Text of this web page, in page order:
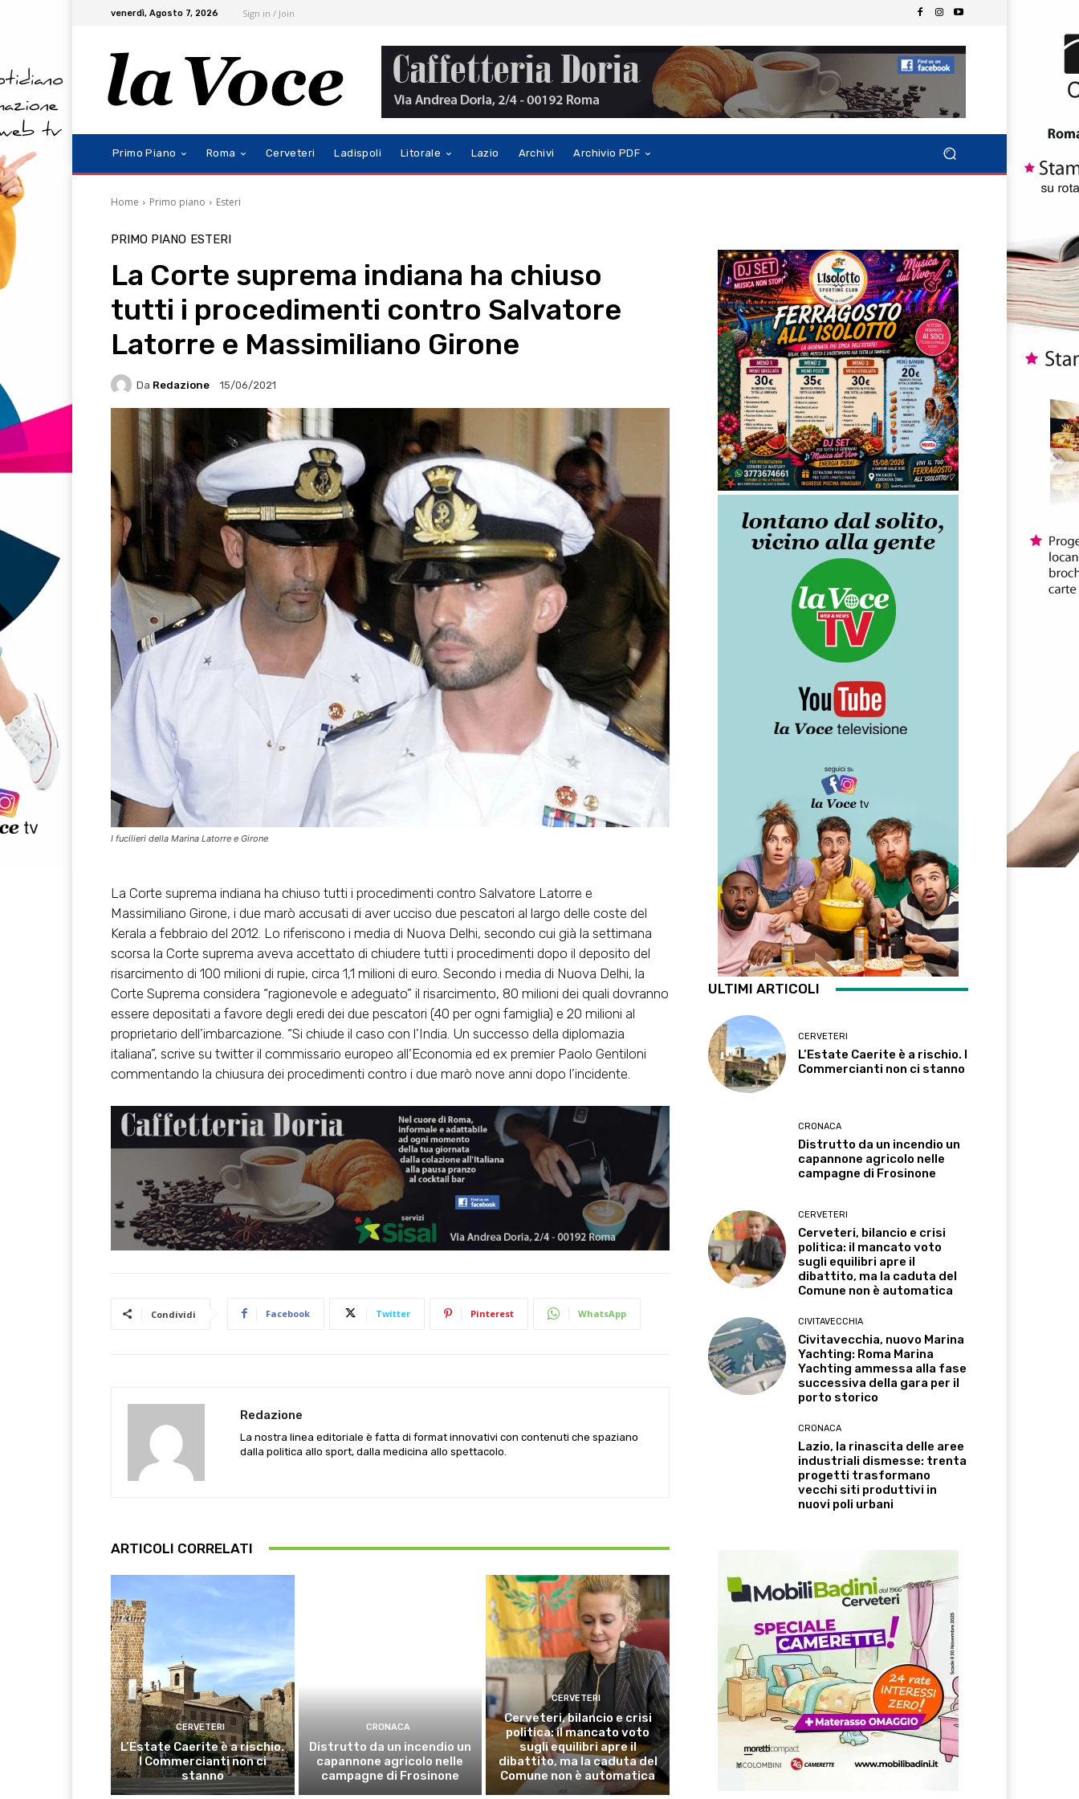
venerdì, Agosto 7, 2026 Sign in / Join
Primo Piano Roma Cerveteri Ladispoli Litorale Lazio Archivi Archivio PDF
Home Primo piano Esteri
PRIMO PIANO ESTERI
La Corte suprema indiana ha chiuso
tutti i procedimenti contro Salvatore
Latorre e Massimiliano Girone
Da Redazione 15/06/2021
I fucilieri della Marina Latorre e Girone
La Corte suprema indiana ha chiuso tutti i procedimenti contro Salvatore Latorre e
Massimiliano Girone, i due marò accusati di aver ucciso due pescatori al largo delle coste del
Kerala a febbraio del 2012. Lo riferiscono i media di Nuova Delhi, secondo cui già la settimana
scorsa la Corte suprema aveva accettato di chiudere tutti i procedimenti dopo il deposito del
risarcimento di 100 milioni di rupie, circa 1,1 milioni di euro. Secondo i media di Nuova Delhi, la
Corte Suprema considera “ragionevole e adeguato” il risarcimento, 80 milioni dei quali dovranno
essere depositati a favore degli eredi dei due pescatori (40 per ogni famiglia) e 20 milioni al
proprietario dell’imbarcazione. “Si chiude il caso con l’India. Un successo della diplomazia
italiana”, scrive su twitter il commissario europeo all’Economia ed ex premier Paolo Gentiloni
commentando la chiusura dei procedimenti contro i due marò nove anni dopo l’incidente.
Condividi Facebook Twitter Pinterest WhatsApp
Redazione
La nostra linea editoriale è fatta di format innovativi con contenuti che spaziano
dalla politica allo sport, dalla medicina allo spettacolo.
ARTICOLI CORRELATI
CERVETERI
L’Estate Caerite è a rischio.
I Commercianti non ci
stanno
CRONACA
Distrutto da un incendio un
capannone agricolo nelle
campagne di Frosinone
CERVETERI
Cerveteri, bilancio e crisi
politica: il mancato voto
sugli equilibri apre il
dibattito, ma la caduta del
Comune non è automatica
ULTIMI ARTICOLI
CERVETERI
L’Estate Caerite è a rischio. I
Commercianti non ci stanno
CRONACA
Distrutto da un incendio un
capannone agricolo nelle
campagne di Frosinone
CERVETERI
Cerveteri, bilancio e crisi
politica: il mancato voto
sugli equilibri apre il
dibattito, ma la caduta del
Comune non è automatica
CIVITAVECCHIA
Civitavecchia, nuovo Marina
Yachting: Roma Marina
Yachting ammessa alla fase
successiva della gara per il
porto storico
CRONACA
Lazio, la rinascita delle aree
industriali dismesse: trenta
progetti trasformano
vecchi siti produttivi in
nuovi poli urbani